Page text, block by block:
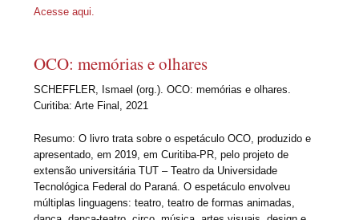
Acesse aqui.
OCO: memórias e olhares
SCHEFFLER, Ismael (org.). OCO: memórias e olhares.
Curitiba: Arte Final, 2021
Resumo: O livro trata sobre o espetáculo OCO, produzido e
apresentado, em 2019, em Curitiba-PR, pelo projeto de
extensão universitária TUT – Teatro da Universidade
Tecnológica Federal do Paraná. O espetáculo envolveu
múltiplas linguagens: teatro, teatro de formas animadas,